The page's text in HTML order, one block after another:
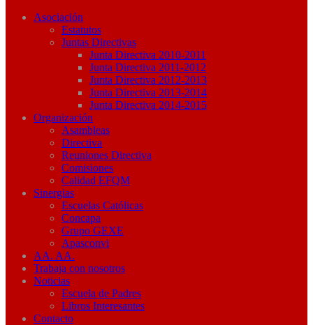
Asociación
Estatutos
Juntas Directivas
Junta Directiva 2010-2011
Junta Directiva 2011-2012
Junta Directiva 2012-2013
Junta Directiva 2013-2014
Junta Directiva 2014-2015
Organización
Asambleas
Directiva
Reuniones Directiva
Comisiones
Calidad EFQM
Sinergias
Escuelas Católicas
Concapa
Grupo GEXE
Apasconvi
AA. AA.
Trabaja con nosotros
Noticias
Escuela de Padres
Libros Interesantes
Contacto